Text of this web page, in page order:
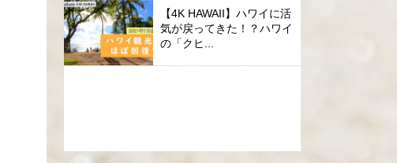
【4K HAWAII】ハワイに活
気が戻ってきた！？ハワイ
の「クヒ...